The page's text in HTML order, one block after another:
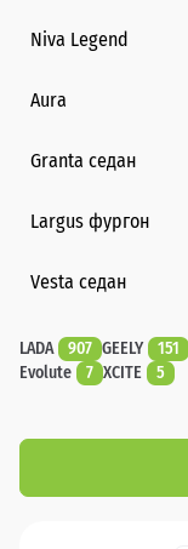
Niva Legend
Aura
Granta седан
Largus фургон
Vesta седан
LADA 907 GEELY 151
Evolute
7 XCITE 5